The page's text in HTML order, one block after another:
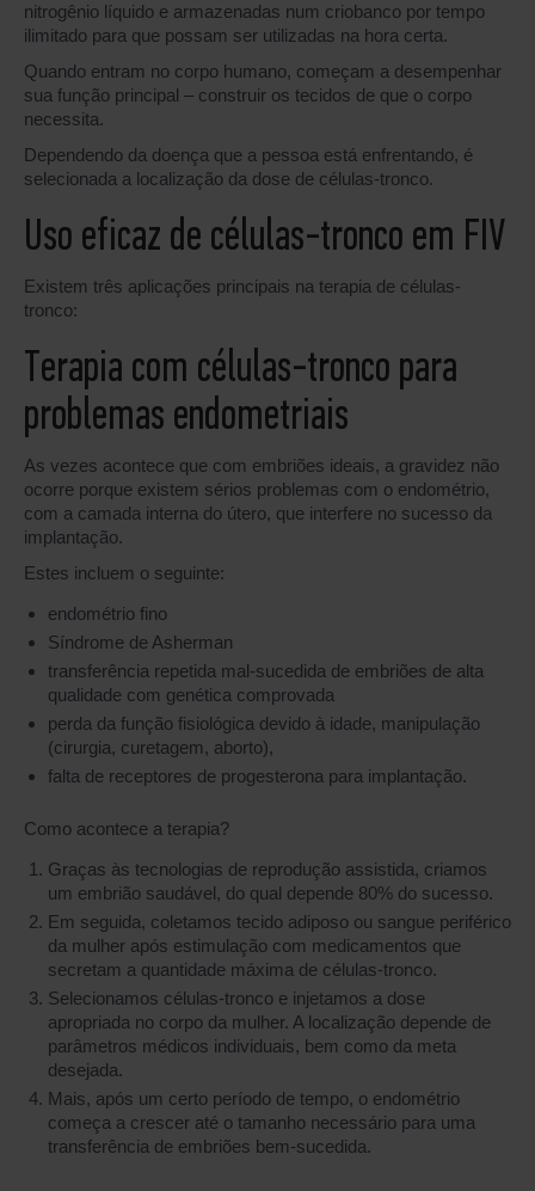
nitrogênio líquido e armazenadas num criobanco por tempo
ilimitado para que possam ser utilizadas na hora certa.
Quando entram no corpo humano, começam a desempenhar
sua função principal – construir os tecidos de que o corpo
necessita.
Dependendo da doença que a pessoa está enfrentando, é
selecionada a localização da dose de células-tronco.
Uso eficaz de células-tronco em FIV
Existem três aplicações principais na terapia de células-
tronco:
Terapia com células-tronco para
problemas endometriais
As vezes acontece que com embriões ideais, a gravidez não
ocorre porque existem sérios problemas com o endométrio,
com a camada interna do útero, que interfere no sucesso da
implantação.
Estes incluem o seguinte:
endométrio fino
Síndrome de Asherman
transferência repetida mal-sucedida de embriões de alta
qualidade com genética comprovada
perda da função fisiológica devido à idade, manipulação
(cirurgia, curetagem, aborto),
falta de receptores de progesterona para implantação.
Como acontece a terapia?
Graças às tecnologias de reprodução assistida, criamos
um embrião saudável, do qual depende 80% do sucesso.
Em seguida, coletamos tecido adiposo ou sangue periférico
da mulher após estimulação com medicamentos que
secretam a quantidade máxima de células-tronco.
Selecionamos células-tronco e injetamos a dose
apropriada no corpo da mulher. A localização depende de
parâmetros médicos individuais, bem como da meta
desejada.
Mais, após um certo período de tempo, o endométrio
começa a crescer até o tamanho necessário para uma
transferência de embriões bem-sucedida.